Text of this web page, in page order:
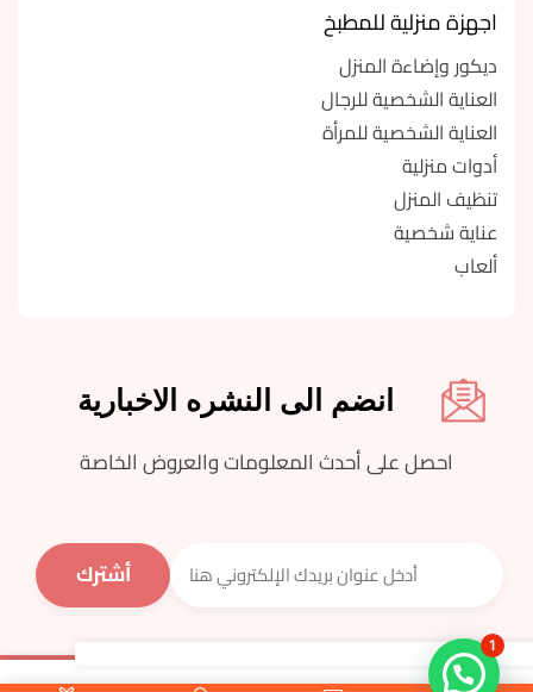
اجهزة منزلية للمطبخ
ديكور وإضاءة المنزل
العناية الشخصية للرجال
العناية الشخصية للمرأة
أدوات منزلية
تنظيف المنزل
عناية شخصية
ألعاب
انضم الى النشره الاخبارية
احصل على أحدث المعلومات والعروض الخاصة
1